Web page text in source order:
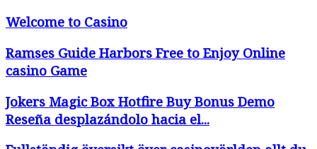
Welcome to Casino
Ramses Guide Harbors Free to Enjoy Online
casino Game
Jokers Magic Box Hotfire Buy Bonus Demo
Reseña desplazándolo hacia el...